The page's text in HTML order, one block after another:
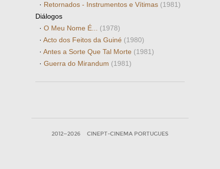
· Retornados - Instrumentos e Vítimas (1981)
Diálogos
· O Meu Nome É... (1978)
· Acto dos Feitos da Guiné (1980)
· Antes a Sorte Que Tal Morte (1981)
· Guerra do Mirandum (1981)
2012—2026 CINEPT-CINEMA PORTUGUES